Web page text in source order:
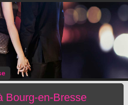
Bourg-en-Bresse